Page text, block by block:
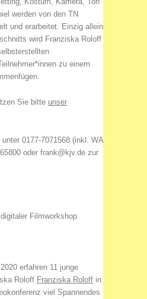
werden von den TN
und erarbeitet. Einzig allein
wird Franziska Roloff
zu einem
Sie bitte unser
0177-7071568 (inkl. WA
oder frank@kjv.de zur
Filmworkshop
erfahren 11 junge
Roloff Franziska Roloff in
viel Spannendes